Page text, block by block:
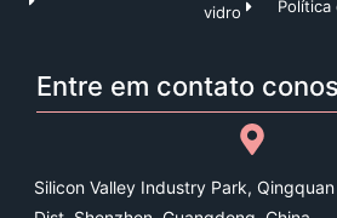
vidro
Política
Entre em contato
Silicon Valley Industry Park,